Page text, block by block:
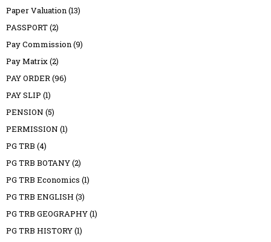
Paper Valuation(13)
PASSPORT(2)
Pay Commission(9)
Pay Matrix(2)
PAY ORDER(96)
PAY SLIP (1)
PENSION (5)
PERMISSION (1)
PG TRB (4)
PG TRB BOTANY(2)
PG TRB Economics (1)
PG TRB ENGLISH (3)
PG TRB GEOGRAPHY(1)
PG TRB HISTORY(1)